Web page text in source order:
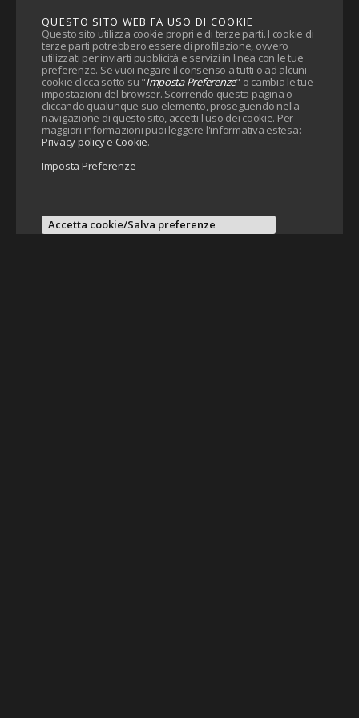
QUESTO SITO WEB FA USO DI COOKIE
Questo sito utilizza cookie propri e di terze parti. I cookie di
terze parti potrebbero essere di profilazione, ovvero
utilizzati per inviarti pubblicità e servizi in linea con le tue
preferenze. Se vuoi negare il consenso a tutti o ad alcuni
cookie clicca sotto su "Imposta Preferenze" o cambia le tue
impostazioni del browser. Scorrendo questa pagina o
cliccando qualunque suo elemento, proseguendo nella
navigazione di questo sito, accetti l'uso dei cookie. Per
maggiori informazioni puoi leggere l'informativa estesa:
Privacy policy e Cookie.
Imposta Preferenze
Accetta cookie/Salva preferenze